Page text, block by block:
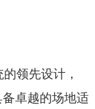
领先设计，
卓越的场地适